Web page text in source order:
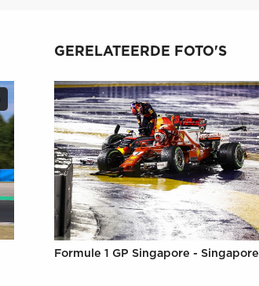
GERELATEERDE FOTO'S
Formule 1 GP Singapore - Singapore